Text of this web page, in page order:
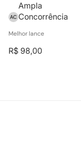
Ampla
Concorrência
Melhor lance
R$ 98,00